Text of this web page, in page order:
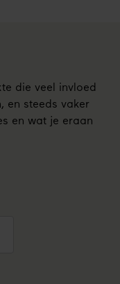
die veel invloed
en steeds vaker
en wat je eraan